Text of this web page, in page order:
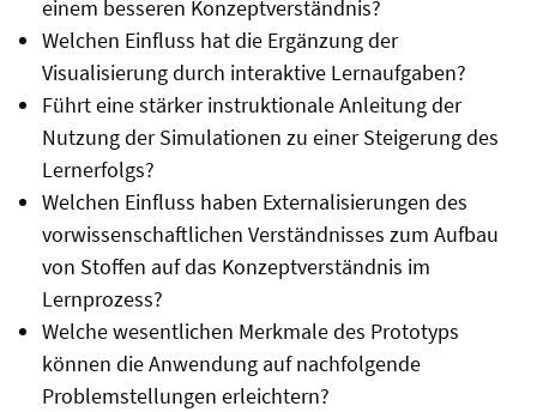
einem besseren Konzeptverständnis?
Welchen Einfluss hat die Ergänzung der
Visualisierung durch interaktive Lernaufgaben?
Führt eine stärker instruktionale Anleitung der
Nutzung der Simulationen zu einer Steigerung des
Lernerfolgs?
Welchen Einfluss haben Externalisierungen des
vorwissenschaftlichen Verständnisses zum Aufbau
von Stoffen auf das Konzeptverständnis im
Lernprozess?
Welche wesentlichen Merkmale des Prototyps
können die Anwendung auf nachfolgende
Problemstellungen erleichtern?